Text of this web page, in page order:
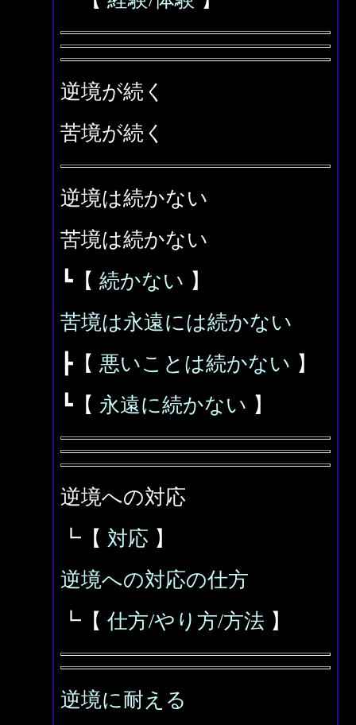
逆境が続く
苦境が続く
逆境は続かない
苦境は続かない
┗【 続かない 】
苦境は永遠には続かない
┣【 悪いことは続かない 】
┗【 永遠に続かない 】
逆境への対応
┗【 対応 】
逆境への対応の仕方
┗【 仕方/やり方/方法 】
逆境に耐える